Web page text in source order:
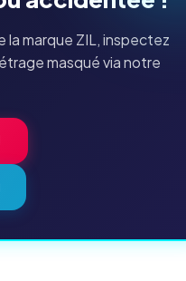
marque ZIL, inspectez
masqué via notre